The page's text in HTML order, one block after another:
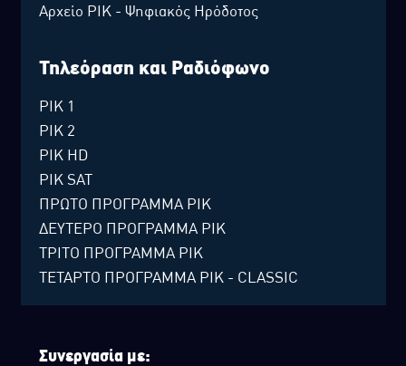
Αρχείο ΡΙΚ - Ψηφιακός Ηρόδοτος
Τηλεόραση και Ραδιόφωνο
ΡΙΚ 1
ΡΙΚ 2
ΡΙΚ HD
ΡΙΚ SAT
ΠΡΩΤΟ ΠΡΟΓΡΑΜΜΑ ΡΙΚ
ΔΕΥΤΕΡΟ ΠΡΟΓΡΑΜΜΑ ΡΙΚ
ΤΡΙΤΟ ΠΡΟΓΡΑΜΜΑ ΡΙΚ
ΤΕΤΑΡΤΟ ΠΡΟΓΡΑΜΜΑ ΡΙΚ - CLASSIC
Συνεργασία με: